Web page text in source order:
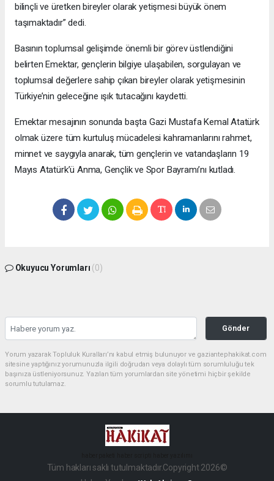
bilinçli ve üretken bireyler olarak yetişmesi büyük önem
taşımaktadır” dedi.
Basının toplumsal gelişimde önemli bir görev üstlendiğini
belirten Emektar, gençlerin bilgiye ulaşabilen, sorgulayan ve
toplumsal değerlere sahip çıkan bireyler olarak yetişmesinin
Türkiye’nin geleceğine ışık tutacağını kaydetti.
Emektar mesajının sonunda başta Gazi Mustafa Kemal Atatürk
olmak üzere tüm kurtuluş mücadelesi kahramanlarını rahmet,
minnet ve saygıyla anarak, tüm gençlerin ve vatandaşların 19
Mayıs Atatürk’ü Anma, Gençlik ve Spor Bayramı’nı kutladı.
Okuyucu Yorumları (0)
Gönder
Yorum yazarak Topluluk Kuralları’nı kabul etmiş bulunuyor ve gaziantephakikat.com
sitesine yaptığınız yorumunuzla ilgili doğrudan veya dolaylı tüm sorumluluğu tek
başınıza üstleniyorsunuz. Yazılan tüm yorumlardan site yönetimi hiçbir şekilde
sorumlu tutulamaz.
Tüm hakları saklı tutulmaktadır.Copyright 2026©